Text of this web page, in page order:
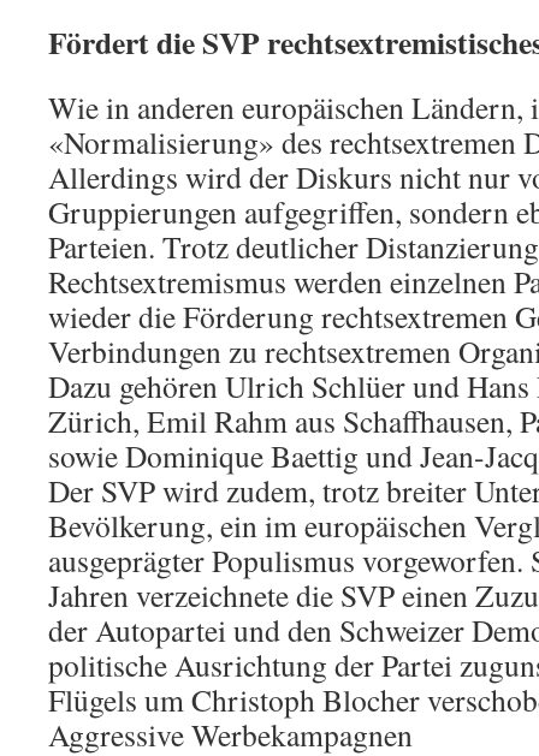
Fördert die SVP
Wie in anderen europäischen Ländern,
«Normalisierung» des rechtsextremen
Allerdings wird der Diskurs nicht nur
Gruppierungen aufgegriffen, sondern
Parteien. Trotz deutlicher
Rechtsextremismus werden einzelnen
wieder die Förderung rechtsextremen
Verbindungen zu rechtsextremen
Dazu gehören Ulrich Schlüer und
Zürich, Emil Rahm aus Schaffhausen,
sowie Dominique Baettig und Jean-
Der SVP wird zudem, trotz breiter
Bevölkerung, ein im europäischen
ausgeprägter Populismus vorgeworfen.
Jahren verzeichnete die SVP einen
der Autopartei und den Schweizer
politische Ausrichtung der Partei
Flügels um Christoph Blocher
Aggressive Werbekampagnen